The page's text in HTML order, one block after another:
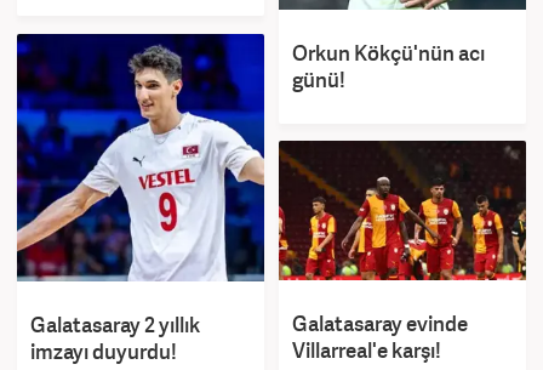
Orkun Kökçü'nün acı
günü!
Galatasaray 2 yıllık
imzayı duyurdu!
Galatasaray evinde
Villarreal'e karşı!